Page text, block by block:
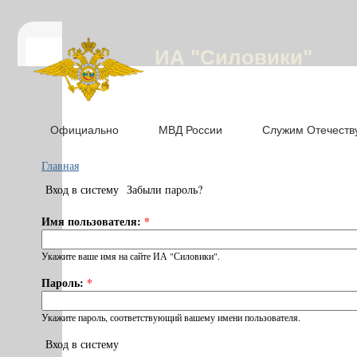
ИА "Силовики"
Официально МВД России Служим
Главная
Вход в систему Забыли пароль?
Имя пользователя: *
Укажите ваше имя на сайте ИА "Силовики".
Пароль: *
Укажите пароль, соответствующий вашему имени пользователя.
Вход в систему